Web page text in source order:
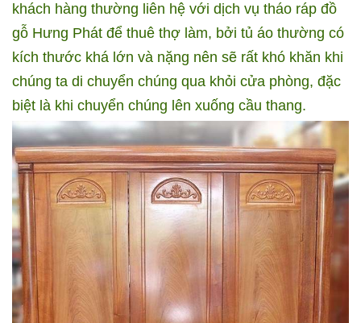
khách hàng thường liên hệ với dịch vụ tháo ráp đồ
gỗ Hưng Phát để thuê thợ làm, bởi tủ áo thường có
kích thước khá lớn và nặng nên sẽ rất khó khăn khi
chúng ta di chuyển chúng qua khỏi cửa phòng, đặc
biệt là khi chuyển chúng lên xuống cầu thang.